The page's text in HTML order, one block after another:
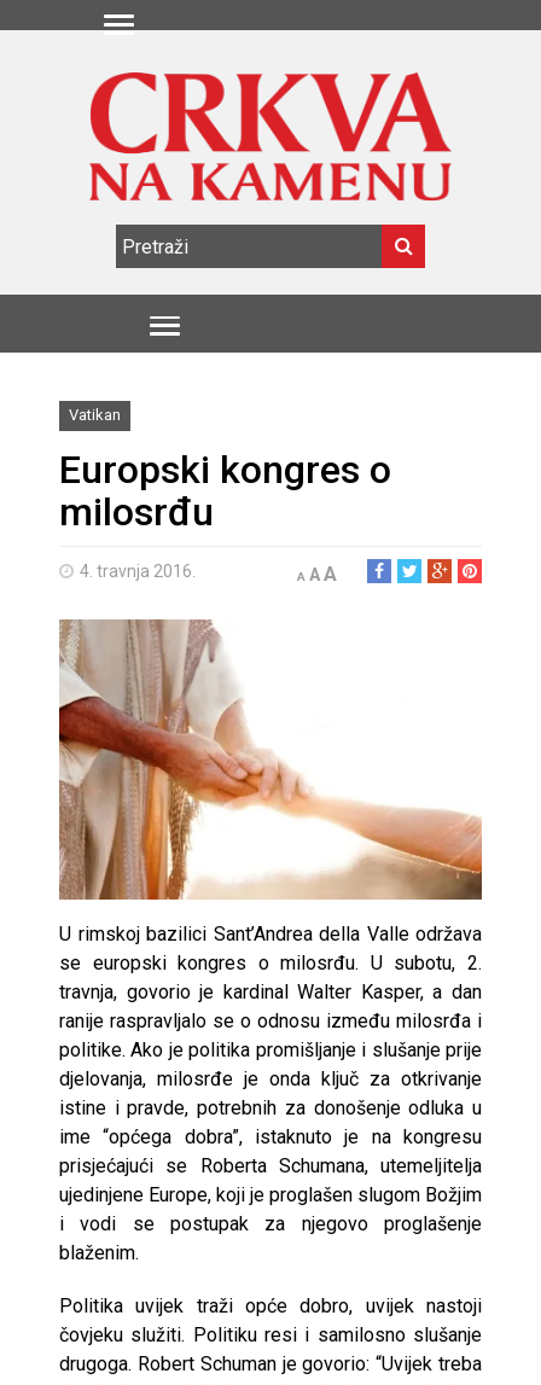
Vatikan
Europski kongres o
milosrđu
4. travnja 2016. A AA
U rimskoj bazilici Sant’Andrea della Valle održava
se europski kongres o milosrđu. U subotu, 2.
travnja, govorio je kardinal Walter Kasper, a dan
ranije raspravljalo se o odnosu između milosrđa i
politike. Ako je politika promišljanje i slušanje prije
djelovanja, milosrđe je onda ključ za otkrivanje
istine i pravde, potrebnih za donošenje odluka u
ime “općega dobra”, istaknuto je na kongresu
prisjećajući se Roberta Schumana, utemeljitelja
ujedinjene Europe, koji je proglašen slugom Božjim
i vodi se postupak za njegovo proglašenje
blaženim.
Politika uvijek traži opće dobro, uvijek nastoji
čovjeku služiti. Politiku resi i samilosno slušanje
drugoga. Robert Schuman je govorio: “Uvijek treba